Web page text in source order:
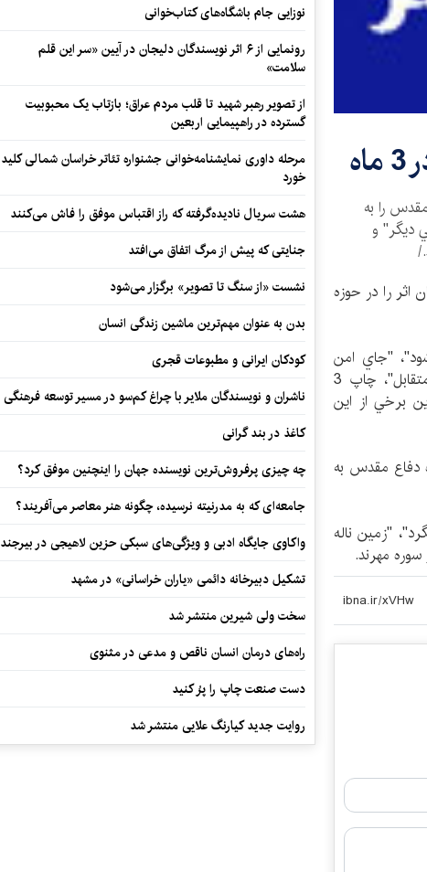
كتاب دفاع مقدس را به
ديگر" و
كتاب ايران (ايبنا) انتشارات سوره مهر چاپ 45 عنوان اثر را در حوزه
"جاي امن
گلوله‌ها" و "ماه در ميدان مين"، چاپ 12 "شنام"، چاپ 11 "ضربت متقابل"، چاپ 3
برخي از اين
كتاب را در حوزه دفاع مقدس به
سوسنگرد"، "زمين ناله
مهر‌ند.
نوزایی جام باشگاه‌های کتاب‌خوانی
رونمایی از ۶ اثر نویسندگان دلیجان در آیین «سر این قلم
سلامت»
از تصویر رهبر شهید تا قلب مردم عراق؛ بازتاب یک محبوبیت
گسترده در راهپیمایی اربعین
مرحله داوری نمایشنامه‌خوانی جشنواره تئاتر خراسان شمالی کلید
خورد
هشت سریال نادیده‌گرفته که راز اقتباس موفق را فاش می‌کنند
جنایتی که پیش از مرگ اتفاق می‌افتد
نشست «از سنگ تا تصویر» برگزار می‌شود
بدن به عنوان مهم‌ترین ماشین زندگی انسان
کودکان ایرانی و مطبوعات قجری
ناشران و نویسندگان ملایر با چراغ کم‌سو در مسیر توسعه فرهنگی
کاغذ در بند گرانی
چه چیزی پرفروش‌ترین نویسنده جهان را اینچنین موفق کرد؟
جامعه‌ای که به مدرنیته نرسیده، چگونه هنر معاصر می‌آفریند؟
واکاوی جایگاه ادبی و ویژگی‌های سبکی حزین لاهیجی در بیرجند
تشکیل دبیرخانه دائمی «یاران خراسانی» در مشهد
سخت ولی شیرین منتشر شد
راه‌های درمان انسان ناقص و مدعی در مثنوی
دست صنعت چاپ را پرُ کنید
روایت جدید کیارنگ علایی منتشر شد